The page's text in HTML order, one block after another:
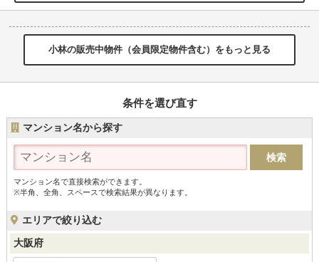
小林の販売中物件（会員限定物件含む）をもっと見る
条件を選び直す
マンション名から探す
マンション名で直接検索ができます。
※半角、全角、スペースで検索結果が異なります。
エリアで絞り込む
大阪府